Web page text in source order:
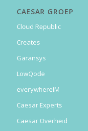
CAESAR GROEP
Cloud Republic
Creates
Garansys
LowQode
everywhereIM
Caesar Experts
Caesar Overheid